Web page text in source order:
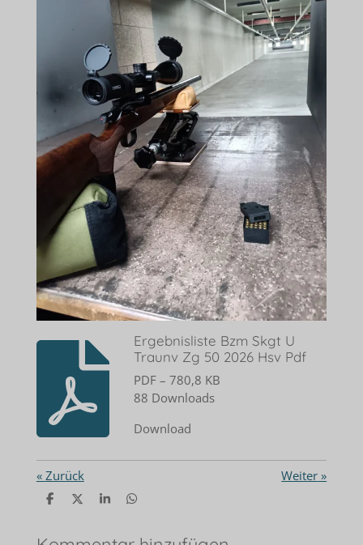
Ergebnisliste Bzm Skgt U
Traunv Zg 50 2026 Hsv Pdf
PDF – 780,8 KB
88 Downloads
Download
« Zurück Weiter »
T
l
T
l
T
l
T
l